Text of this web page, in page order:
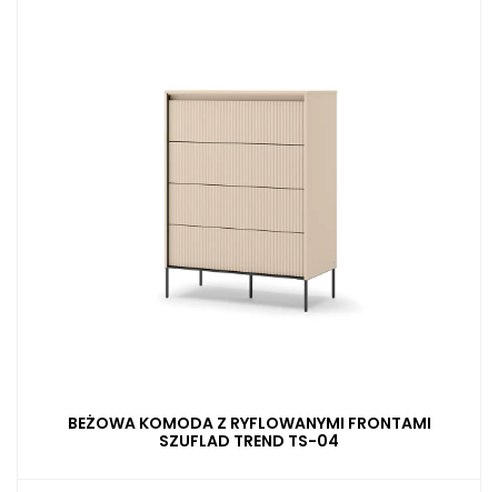
BEŻOWA KOMODA Z RYFLOWANYMI FRONTAMI
SZUFLAD TREND TS-04